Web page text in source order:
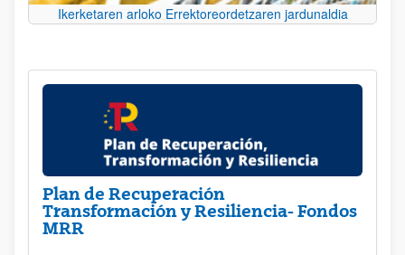
Ikerketaren arloko Errektoreordetzaren jardunaldia
Plan de Recuperación
Transformación y Resiliencia- Fondos
MRR